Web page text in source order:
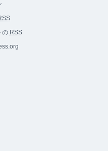
の RSS